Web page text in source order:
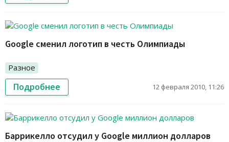
Google сменил логотип в честь Олимпиады
Разное
Подробнее 12 февраля 2010, 11:26
Баррикелло отсудил у Google миллион долларов